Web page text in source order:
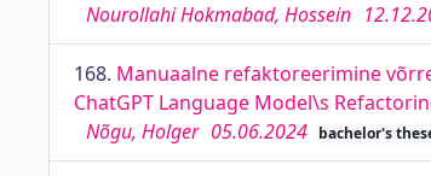
Nourollahi Hokmabad, Hossein
168. Manuaalne refaktoreerimine
ChatGPT Language Model\s
Nõgu, Holger 05.06.2024 bachelor's